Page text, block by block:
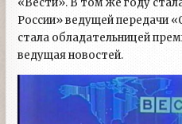
России» ведущей передачи
стала обладательницей
ведущая новостей.